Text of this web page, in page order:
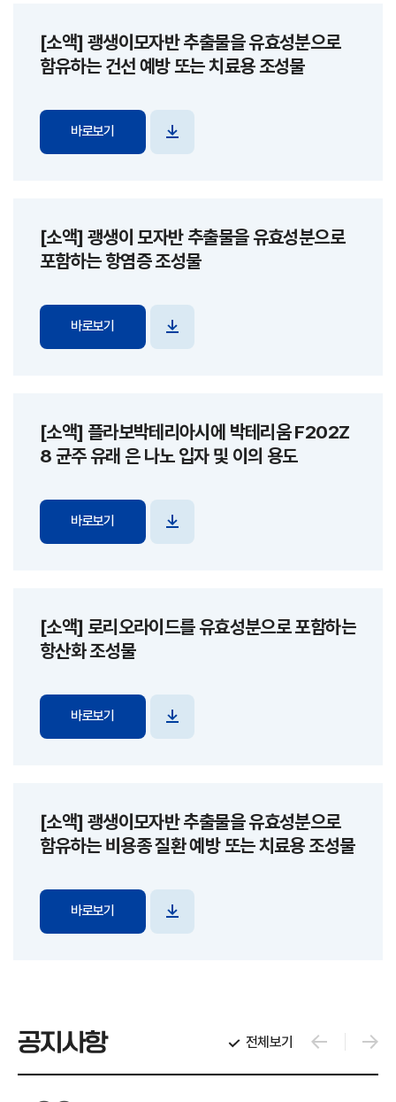
[소액] 괭생이모자반 추출물을 유효성분으로
함유하는 건선 예방 또는 치료용 조성물
바로보기
파일
[소액] 괭생이 모자반 추출물을 유효성분으로
포함하는 항염증 조성물
바로보기
파일
[소액] 플라보박테리아시에 박테리움 F202Z
8 균주 유래 은 나노 입자 및 이의 용도
바로보기
파일
[소액] 로리오라이드를 유효성분으로 포함하는
항산화 조성물
바로보기
파일
[소액] 괭생이모자반 추출물을 유효성분으로
함유하는 비용종 질환 예방 또는 치료용 조성물
바로보기
파일
공지사항 전체보기